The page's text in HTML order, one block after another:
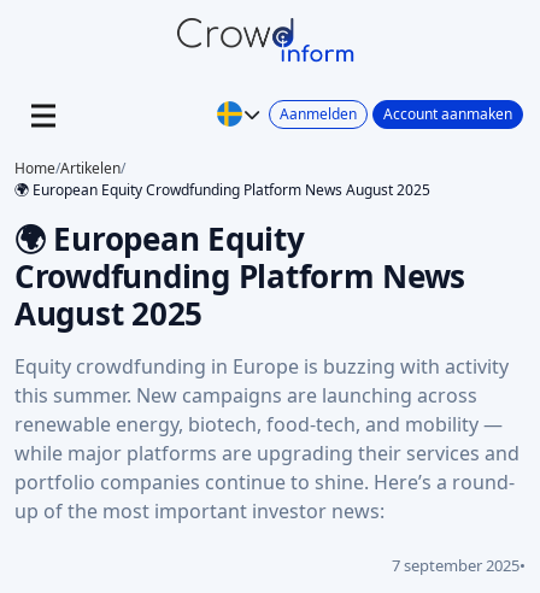
Aanmelden Account aanmaken
Home/Artikelen/
🌍 European Equity Crowdfunding Platform News August 2025
🌍 European Equity
Crowdfunding Platform News
August 2025
Equity crowdfunding in Europe is buzzing with activity
this summer. New campaigns are launching across
renewable energy, biotech, food-tech, and mobility —
while major platforms are upgrading their services and
portfolio companies continue to shine. Here’s a round-
up of the most important investor news:
7 september 2025•